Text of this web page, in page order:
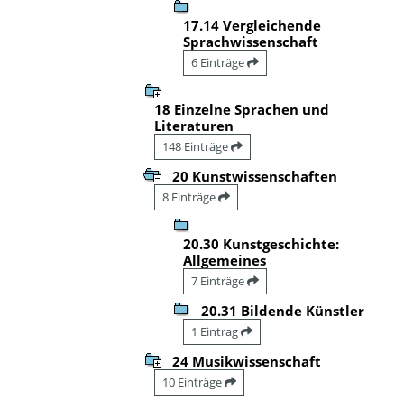
17.14 Vergleichende
Sprachwissenschaft
6 Einträge
18 Einzelne Sprachen und
Literaturen
148 Einträge
20 Kunstwissenschaften
8 Einträge
20.30 Kunstgeschichte:
Allgemeines
7 Einträge
20.31 Bildende Künstler
1 Eintrag
24 Musikwissenschaft
10 Einträge